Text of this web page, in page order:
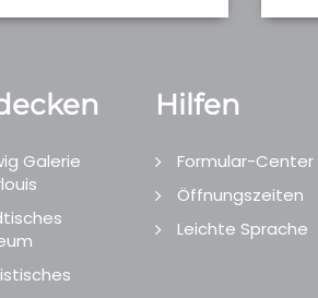
Galerie
Hilfen
Formular-Center
Öffnungszeiten
Leichte Sprache